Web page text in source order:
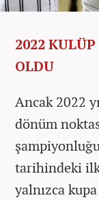
2022
OLDU
Ancak 2022
dönüm
tarihindeki ilk
yalnızca